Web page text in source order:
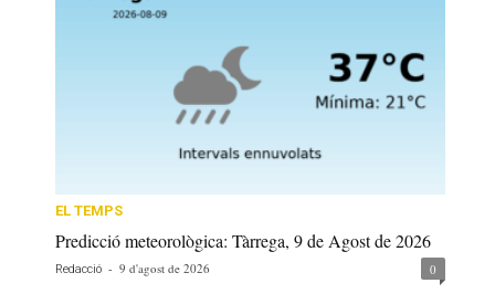
EL TEMPS
Predicció meteorològica: Tàrrega, 9 de Agost de 2026
Redacció - 9 d'agost de 2026 0